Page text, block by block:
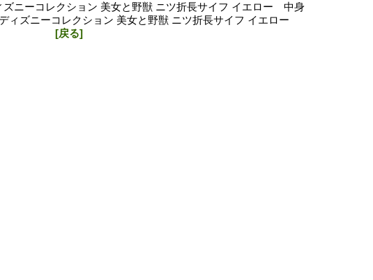
ニーコレクション 美女と野獣 ニツ折長サイフ イエロー 中身
ズニーコレクション 美女と野獣 ニツ折長サイフ イエロー
[戻る]